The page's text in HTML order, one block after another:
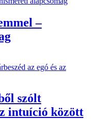
–
szólt
intuíció között